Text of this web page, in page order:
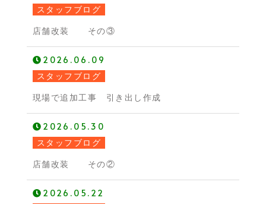
スタッフブログ
店舗改装 その③
2026.06.09
スタッフブログ
現場で追加工事 引き出し作成
2026.05.30
スタッフブログ
店舗改装 その②
2026.05.22